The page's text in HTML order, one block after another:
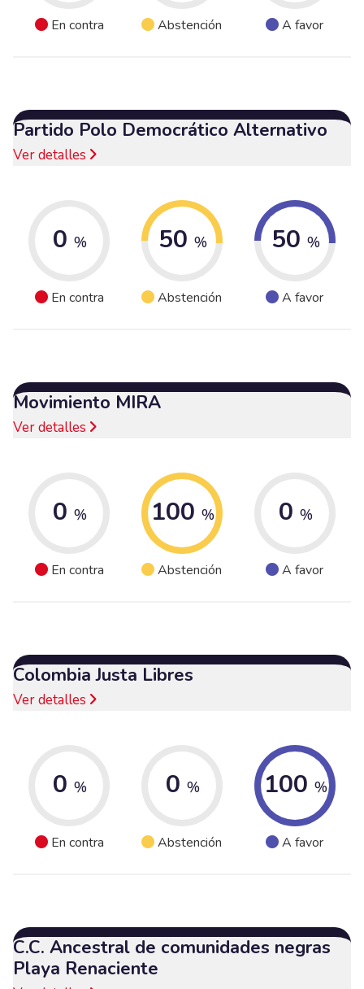
En contra Abstención A favor
Partido Polo Democrático Alternativo
Ver detalles
0 %
En contra
50 %
Abstención
50 %
A favor
Movimiento MIRA
Ver detalles
0 %
En contra
100 %
Abstención
0 %
A favor
Colombia Justa Libres
Ver detalles
0 %
En contra
0 %
Abstención
100 %
A favor
C.C. Ancestral de comunidades negras
Playa Renaciente